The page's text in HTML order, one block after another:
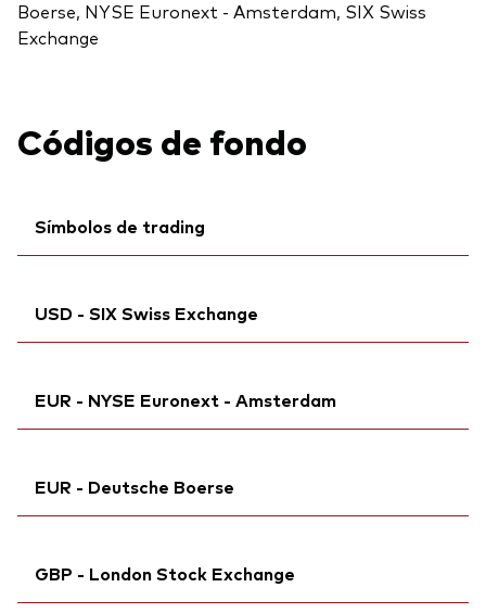
Boerse, NYSE Euronext - Amsterdam, SIX Swiss
Exchange
Códigos de fondo
Símbolos de trading
Bloomberg:VRMA NA
ISIN:IE000650M1V4
ID MEX:VRAALR
SEDOL:BTTM1L7
USD - SIX Swiss Exchange
Bloomberg:VRMA SW
Reuters:
VRMA.S
SEDOL:BTTM1M8
EUR - NYSE Euronext - Amsterdam
Bloomberg:VRMA NA
ISIN:
IE000650M1V4
Reuters:VRMA.AS
EUR - Deutsche Boerse
Bloomberg:VUPA GY
GBP - London Stock Exchange